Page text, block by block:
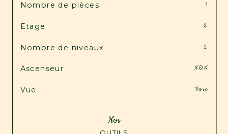
Nombre de pièces 1
Etage 2
Nombre de niveaux 2
Ascenseur NON
Vue Parc
Nos